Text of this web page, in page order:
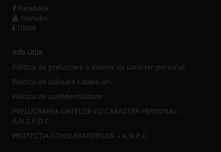
Facebook
Youtube
Tiktok
Info Utile
Politica de prelucrare a datelor cu caracter personal
Politica de utilizare Cookie-uri
Politica de confidențialitate
PRELUCRAREA DATELOR CU CARACTER PERSONAL –
A.N.S.P.D.C.
PROTECȚIA CONSUMATORILOR – A.N.P.C.